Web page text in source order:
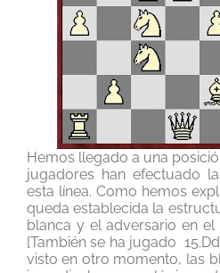
Hemos llegado a una
jugadores han efectuado
esta línea. Como hemos
queda establecida la
blanca y el adversario en
[También se ha jugado
visto en otro momento, las